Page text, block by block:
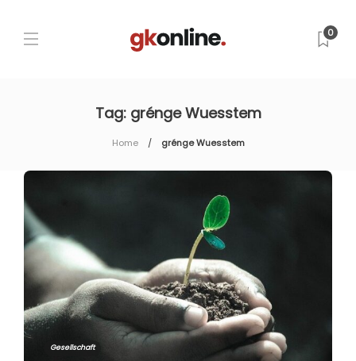
0
Tag: grénge Wuesstem
Home grénge Wuesstem
Gesellschaft